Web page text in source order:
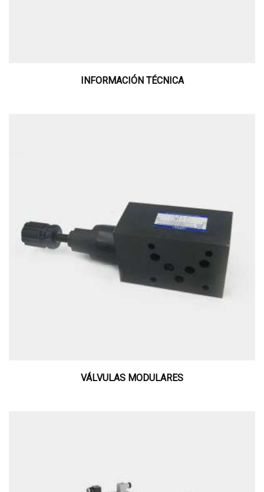
INFORMACIÓN TÉCNICA
VÁLVULAS MODULARES